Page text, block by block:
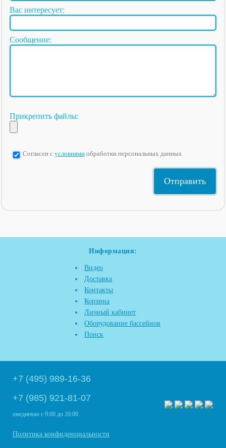
Вас интересует:
Сообщение:
Прикрепить файлы:
Согласен с условиями обработки персональных данных
Информация:
Видео
Доставка
Контакты
Корзина
Личный кабинет
Оборудование бассейнов
Поиск
+7 (495) 989-16-36
+7 (985) 921-81-07
ежедневно с 9:00 до 20:00
Политика конфиденциальности